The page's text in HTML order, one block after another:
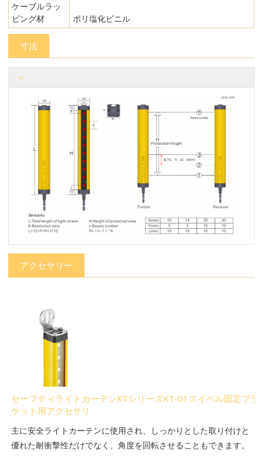
ケーブルラッ
ピング材
ポリ塩化ビニル
寸法
アクセサリー
セーフティライトカーテンKTシリーズKT-01スイベル固定ブラ
ケット用アクセサリ
主に安全ライトカーテンに使用され、しっかりとした取り付けと
優れた耐衝撃性だけでなく、角度を回転させることもできます。